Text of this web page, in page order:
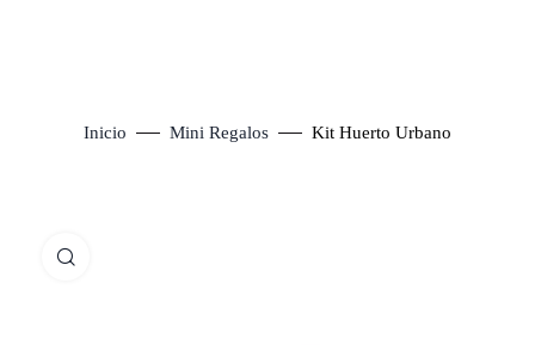
Inicio Mini Regalos Kit Huerto Urbano